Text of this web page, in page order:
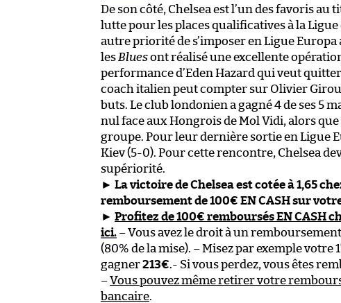
De son côté, Chelsea est l’un des favoris au
lutte pour les places qualificatives à la
autre priorité de s’imposer en Ligue
les Bluesont réalisé une excellente
performance d’Eden Hazard qui veut
coach italien peut compter sur Olivier
buts. Le club londonien a gagné 4 de ses 5
nul face aux Hongrois de Mol Vidi, alors que
groupe. Pour leur dernière sortie en Ligue
Kiev (5-0). Pour cette rencontre, Chelsea
supériorité.
► La victoire de Chelsea est cotée à 1,65
remboursement de 100€ EN CASH sur
► Profitez de 100€ remboursés EN CASH
ici. – Vous avez le droit à un remboursement
(80% de la mise). – Misez par exemple votre 1
gagner213€.- Si vous perdez, vous êtes
–Vous pouvez même retirer votre
bancaire.